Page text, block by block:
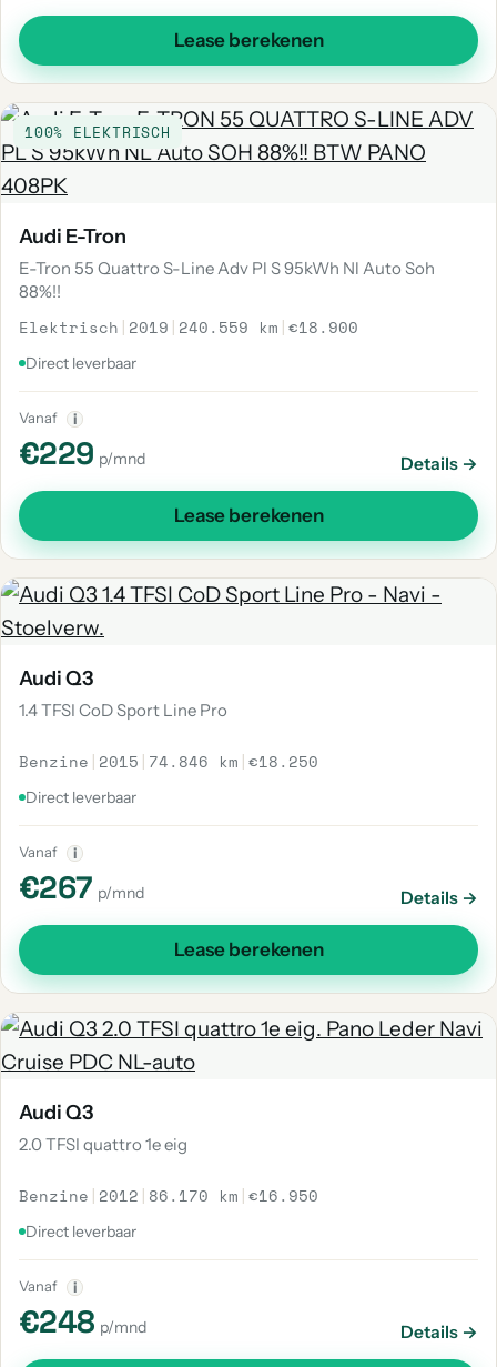
Lease berekenen
100% ELEKTRISCH
Audi E-Tron
E-Tron 55 Quattro S-Line Adv Pl S 95kWh Nl Auto Soh
88%!!
Elektrisch | 2019 | 240.559 km |€18.900
Direct leverbaar
Vanaf i
€229 p/mnd Details →
Lease berekenen
Audi Q3
1.4 TFSI CoD Sport Line Pro
Benzine | 2015 | 74.846 km |€18.250
Direct leverbaar
Vanaf i
€267 p/mnd Details →
Lease berekenen
Audi Q3
2.0 TFSI quattro 1e eig
Benzine | 2012 | 86.170 km |€16.950
Direct leverbaar
Vanaf i
€248 p/mnd Details →